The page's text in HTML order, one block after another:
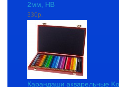
2мм, HB
330р.
Карандаши акварельные